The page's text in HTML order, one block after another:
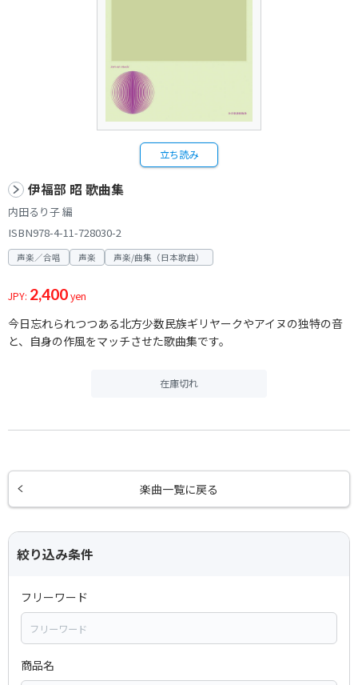
立ち読み
伊福部 昭 歌曲集
内田るり子 編
ISBN978-4-11-728030-2
声楽／合唱 声楽 声楽/曲集（日本歌曲）
JPY: 2,400yen
今日忘れられつつある北方少数民族ギリヤークやアイヌの独特の音
と、自身の作風をマッチさせた歌曲集です。
在庫切れ
楽曲一覧に戻る
絞り込み条件
フリーワード
商品名